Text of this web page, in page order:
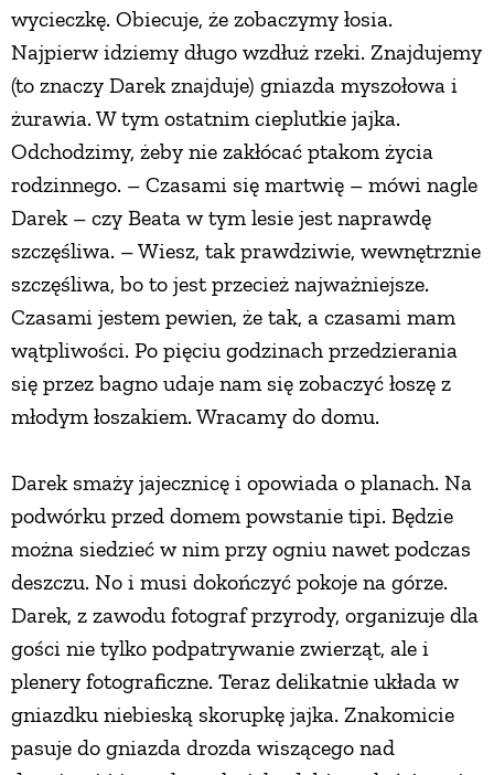
wycieczkę. Obiecuje, że zobaczymy łosia.
Najpierw idziemy długo wzdłuż rzeki. Znajdujemy
(to znaczy Darek znajduje) gniazda myszołowa i
żurawia. W tym ostatnim cieplutkie jajka.
Odchodzimy, żeby nie zakłócać ptakom życia
rodzinnego. – Czasami się martwię – mówi nagle
Darek – czy Beata w tym lesie jest naprawdę
szczęśliwa. – Wiesz, tak prawdziwie, wewnętrznie
szczęśliwa, bo to jest przecież najważniejsze.
Czasami jestem pewien, że tak, a czasami mam
wątpliwości. Po pięciu godzinach przedzierania
się przez bagno udaje nam się zobaczyć łoszę z
młodym łoszakiem. Wracamy do domu.
Darek smaży jajecznicę i opowiada o planach. Na
podwórku przed domem powstanie tipi. Będzie
można siedzieć w nim przy ogniu nawet podczas
deszczu. No i musi dokończyć pokoje na górze.
Darek, z zawodu fotograf przyrody, organizuje dla
gości nie tylko podpatrywanie zwierząt, ale i
plenery fotograficzne. Teraz delikatnie układa w
gniazdku niebieską skorupkę jajka. Znakomicie
pasuje do gniazda drozda wiszącego nad